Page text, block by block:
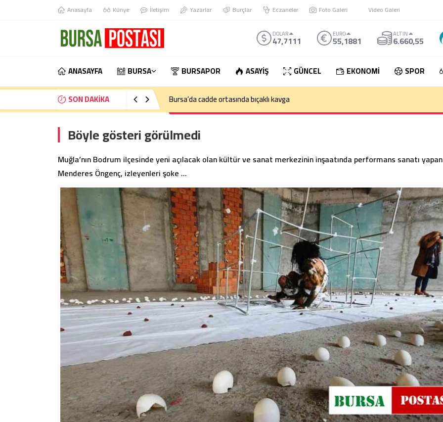
Anasayfa Künye İletişim Yazarlar Burçlar Eczaneler Foto Galeri Video Galeri
DOLAR
47,7111 EURO
55,1881 ALTIN
6.660,55
ANASAYFA BURSA BURSAPOR ASAYİŞ GÜNCEL EKONOMİ SPOR
SON DAKİKA
Bursa’da kontrolden çıkan otomobil takla attı: 1 Ölü
Böyle gösteri görülmedi
Muğla’nın Bodrum ilçesinde yeni açılacak olan kültür ve sanat merkezinin inşaatında performans sanatı yapan
Menderes Öngenç, izleyenleri şoke …